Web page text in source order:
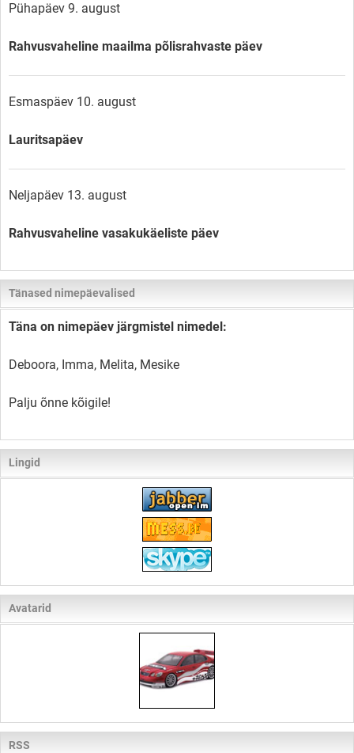
Pühapäev 9. august
Rahvusvaheline maailma põlisrahvaste päev
Esmaspäev 10. august
Lauritsapäev
Neljapäev 13. august
Rahvusvaheline vasakukäeliste päev
Tänased nimepäevalised
Täna on nimepäev järgmistel nimedel:
Deboora, Imma, Melita, Mesike
Palju õnne kõigile!
Lingid
Avatarid
RSS